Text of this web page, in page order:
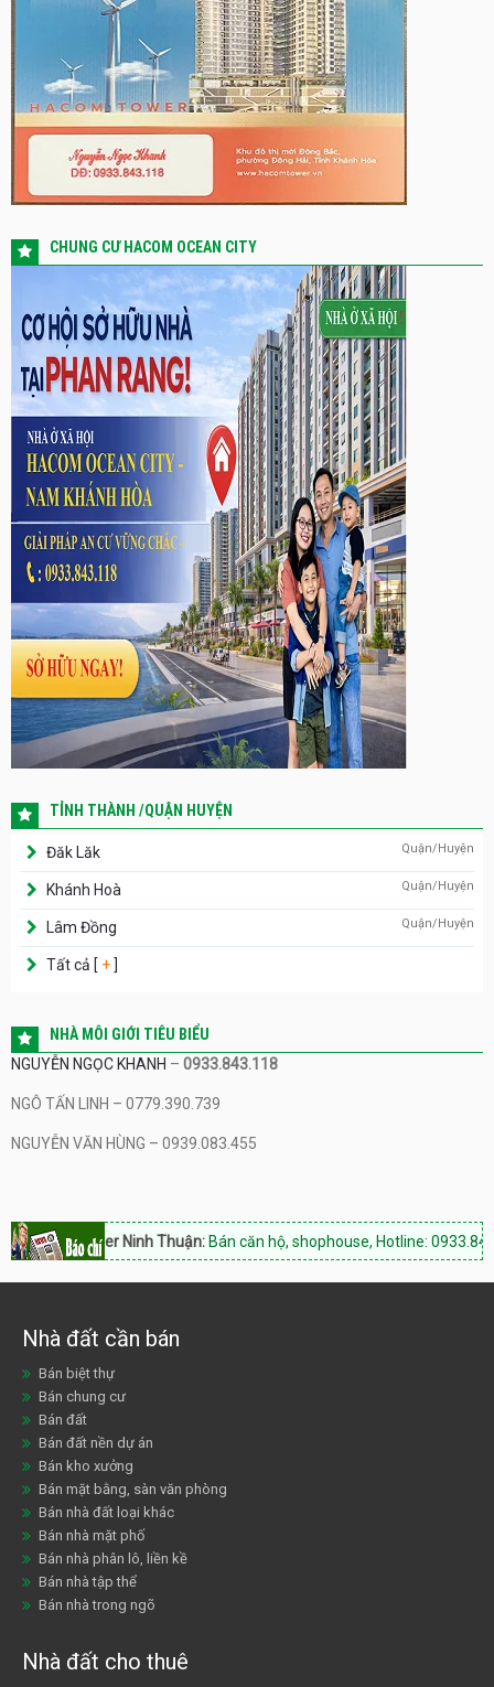
CHUNG CƯ HACOM OCEAN CITY
TỈNH THÀNH /QUẬN HUYỆN
Đăk Lăk Quận/Huyện
Khánh Hoà Quận/Huyện
Lâm Đồng Quận/Huyện
Tất cả [ + ]
NHÀ MÔI GIỚI TIÊU BIỂU
NGUYỄN NGỌC KHANH – 0933.843.118
NGÔ TẤN LINH – 0779.390.739
NGUYỄN VĂN HÙNG – 0939.083.455
Tower Ninh Thuận:Bán căn hộ, shophouse, Hotline:
Nhà đất cần bán
Bán biệt thự
Bán chung cư
Bán đất
Bán đất nền dự án
Bán kho xưởng
Bán mặt bằng, sàn văn phòng
Bán nhà đất loại khác
Bán nhà mặt phố
Bán nhà phân lô, liền kề
Bán nhà tập thể
Bán nhà trong ngõ
Nhà đất cho thuê